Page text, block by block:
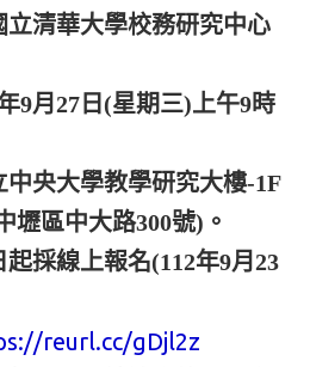
清華大學校務研究中心
9月27日(星期三)上午9時
中央大學教學研究大樓-1F
壢區中大路300號)。
起採線上報名(112年9月23
reurl.cc/gDjl2z